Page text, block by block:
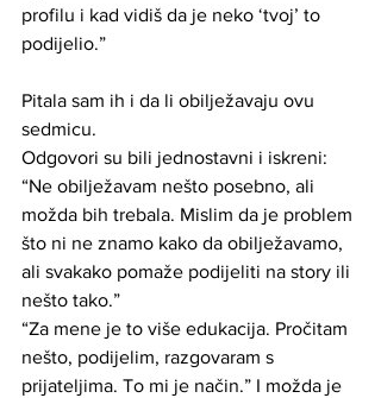
profilu i kad vidiš da je neko ‘tvoj’ to
podijelio.”
Pitala sam ih i da li obilježavaju ovu
sedmicu.
Odgovori su bili jednostavni i iskreni:
“Ne obilježavam nešto posebno, ali
možda bih trebala. Mislim da je problem
što ni ne znamo kako da obilježavamo,
ali svakako pomaže podijeliti na story ili
nešto tako.”
“Za mene je to više edukacija. Pročitam
nešto, podijelim, razgovaram s
prijateljima. To mi je način.” I možda je